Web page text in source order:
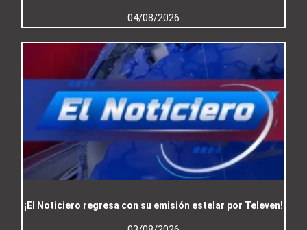
04/08/2026
¡El Noticiero regresa con su emisión estelar por Televen!